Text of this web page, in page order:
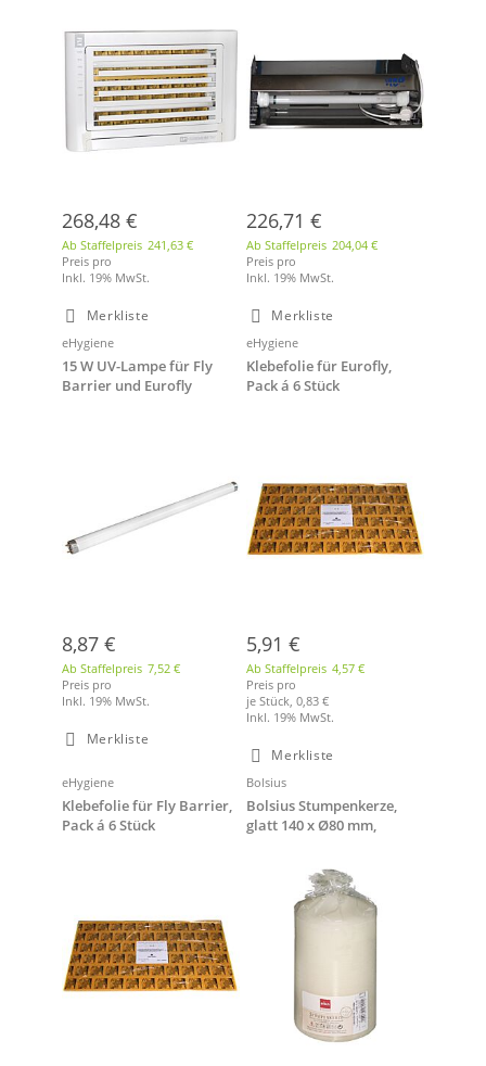
268,48 €
Ab Staffelpreis 241,63 €
Preis pro
Inkl. 19% MwSt.
Merkliste
226,71 €
Ab Staffelpreis 204,04 €
Preis pro
Inkl. 19% MwSt.
Merkliste
eHygiene
15 W UV-Lampe für Fly
Barrier und Eurofly
8,87 €
Ab Staffelpreis 7,52 €
Preis pro
Inkl. 19% MwSt.
Merkliste
eHygiene
Klebefolie für Eurofly,
Pack á 6 Stück
5,91 €
Ab Staffelpreis 4,57 €
Preis pro
je Stück,0,83 €
Inkl. 19% MwSt.
Merkliste
eHygiene
Klebefolie für Fly Barrier,
Pack á 6 Stück
Bolsius
Bolsius Stumpenkerze,
glatt 140 x Ø80 mm,